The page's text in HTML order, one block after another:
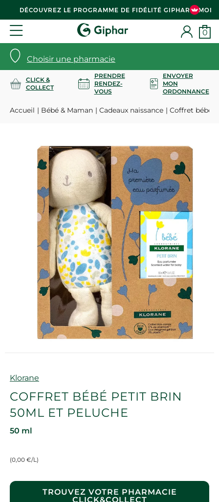
DÉCOUVREZ LE PROGRAMME DE FIDÉLITÉ GIPHAR & MOI
Choisir une pharmacie
0
CLICK &
COLLECT
PRENDRE
RENDEZ-
VOUS
ENVOYER
MON
ORDONNANCE
Accueil Bébé & Maman Cadeaux naissance Coffret bébé
Marque
Klorane
COFFRET BÉBÉ PETIT BRIN
50ML ET PELUCHE
50 ml
(0,00 €/L)
TROUVEZ VOTRE PHARMACIE
CLICK&COLLECT